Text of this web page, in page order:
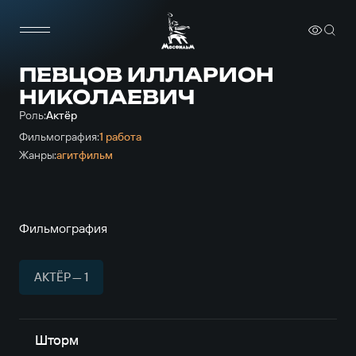
ПЕВЦОВ ИЛЛАРИОН
НИКОЛАЕВИЧ
Роль:Актёр
Фильмография:1 работа
Жанры:агитфильм
Фильмография
АКТЁР — 1
Шторм